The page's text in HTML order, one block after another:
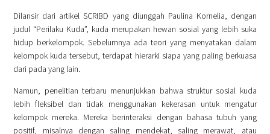
Dilansir dari artikel SCRIBD yang diunggah Paulina Kornelia, dengan
judul “Perilaku Kuda”, kuda merupakan hewan sosial yang lebih suka
hidup berkelompok. Sebelumnya ada teori yang menyatakan dalam
kelompok kuda tersebut, terdapat hierarki siapa yang paling berkuasa
dari pada yang lain.
Namun, penelitian terbaru menunjukkan bahwa struktur sosial kuda
lebih fleksibel dan tidak menggunakan kekerasan untuk mengatur
kelompok mereka. Mereka berinteraksi dengan bahasa tubuh yang
positif, misalnya dengan saling mendekat, saling merawat, atau